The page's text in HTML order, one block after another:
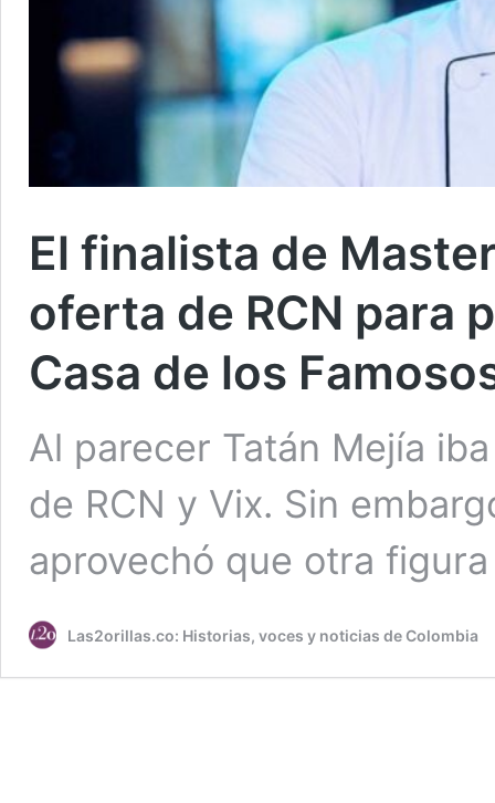
El finalista de
oferta de RCN para
Casa de los
Al parecer Tatán Mejía
de RCN y Vix. Sin
aprovechó que otra
Las2orillas.co: Historias, voces y noticias de Colombia